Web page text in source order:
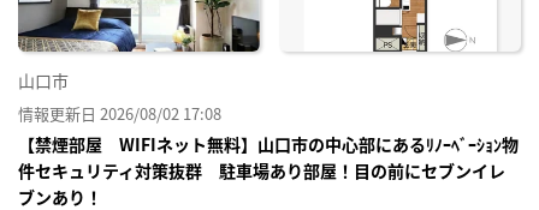
山口市
情報更新日 2026/08/02 17:08
【禁煙部屋 WIFIネット無料】山口市の中心部にあるﾘﾉｰﾍﾞｰｼｮﾝ物
件セキュリティ対策抜群 駐車場あり部屋！目の前にセブンイレ
ブンあり！